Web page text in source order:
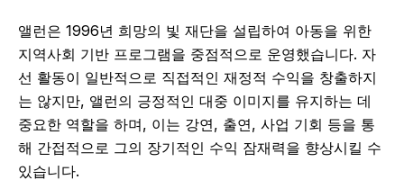
앨런은 1996년 희망의 빛 재단을 설립하여 아동을 위한
지역사회 기반 프로그램을 중점적으로 운영했습니다. 자
선 활동이 일반적으로 직접적인 재정적 수익을 창출하지
는 않지만, 앨런의 긍정적인 대중 이미지를 유지하는 데
중요한 역할을 하며, 이는 강연, 출연, 사업 기회 등을 통
해 간접적으로 그의 장기적인 수익 잠재력을 향상시킬 수
있습니다.